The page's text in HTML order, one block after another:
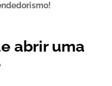
abrir uma